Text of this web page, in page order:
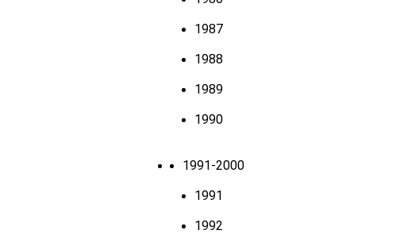
1987
1988
1989
1990
1991-2000
1991
1992